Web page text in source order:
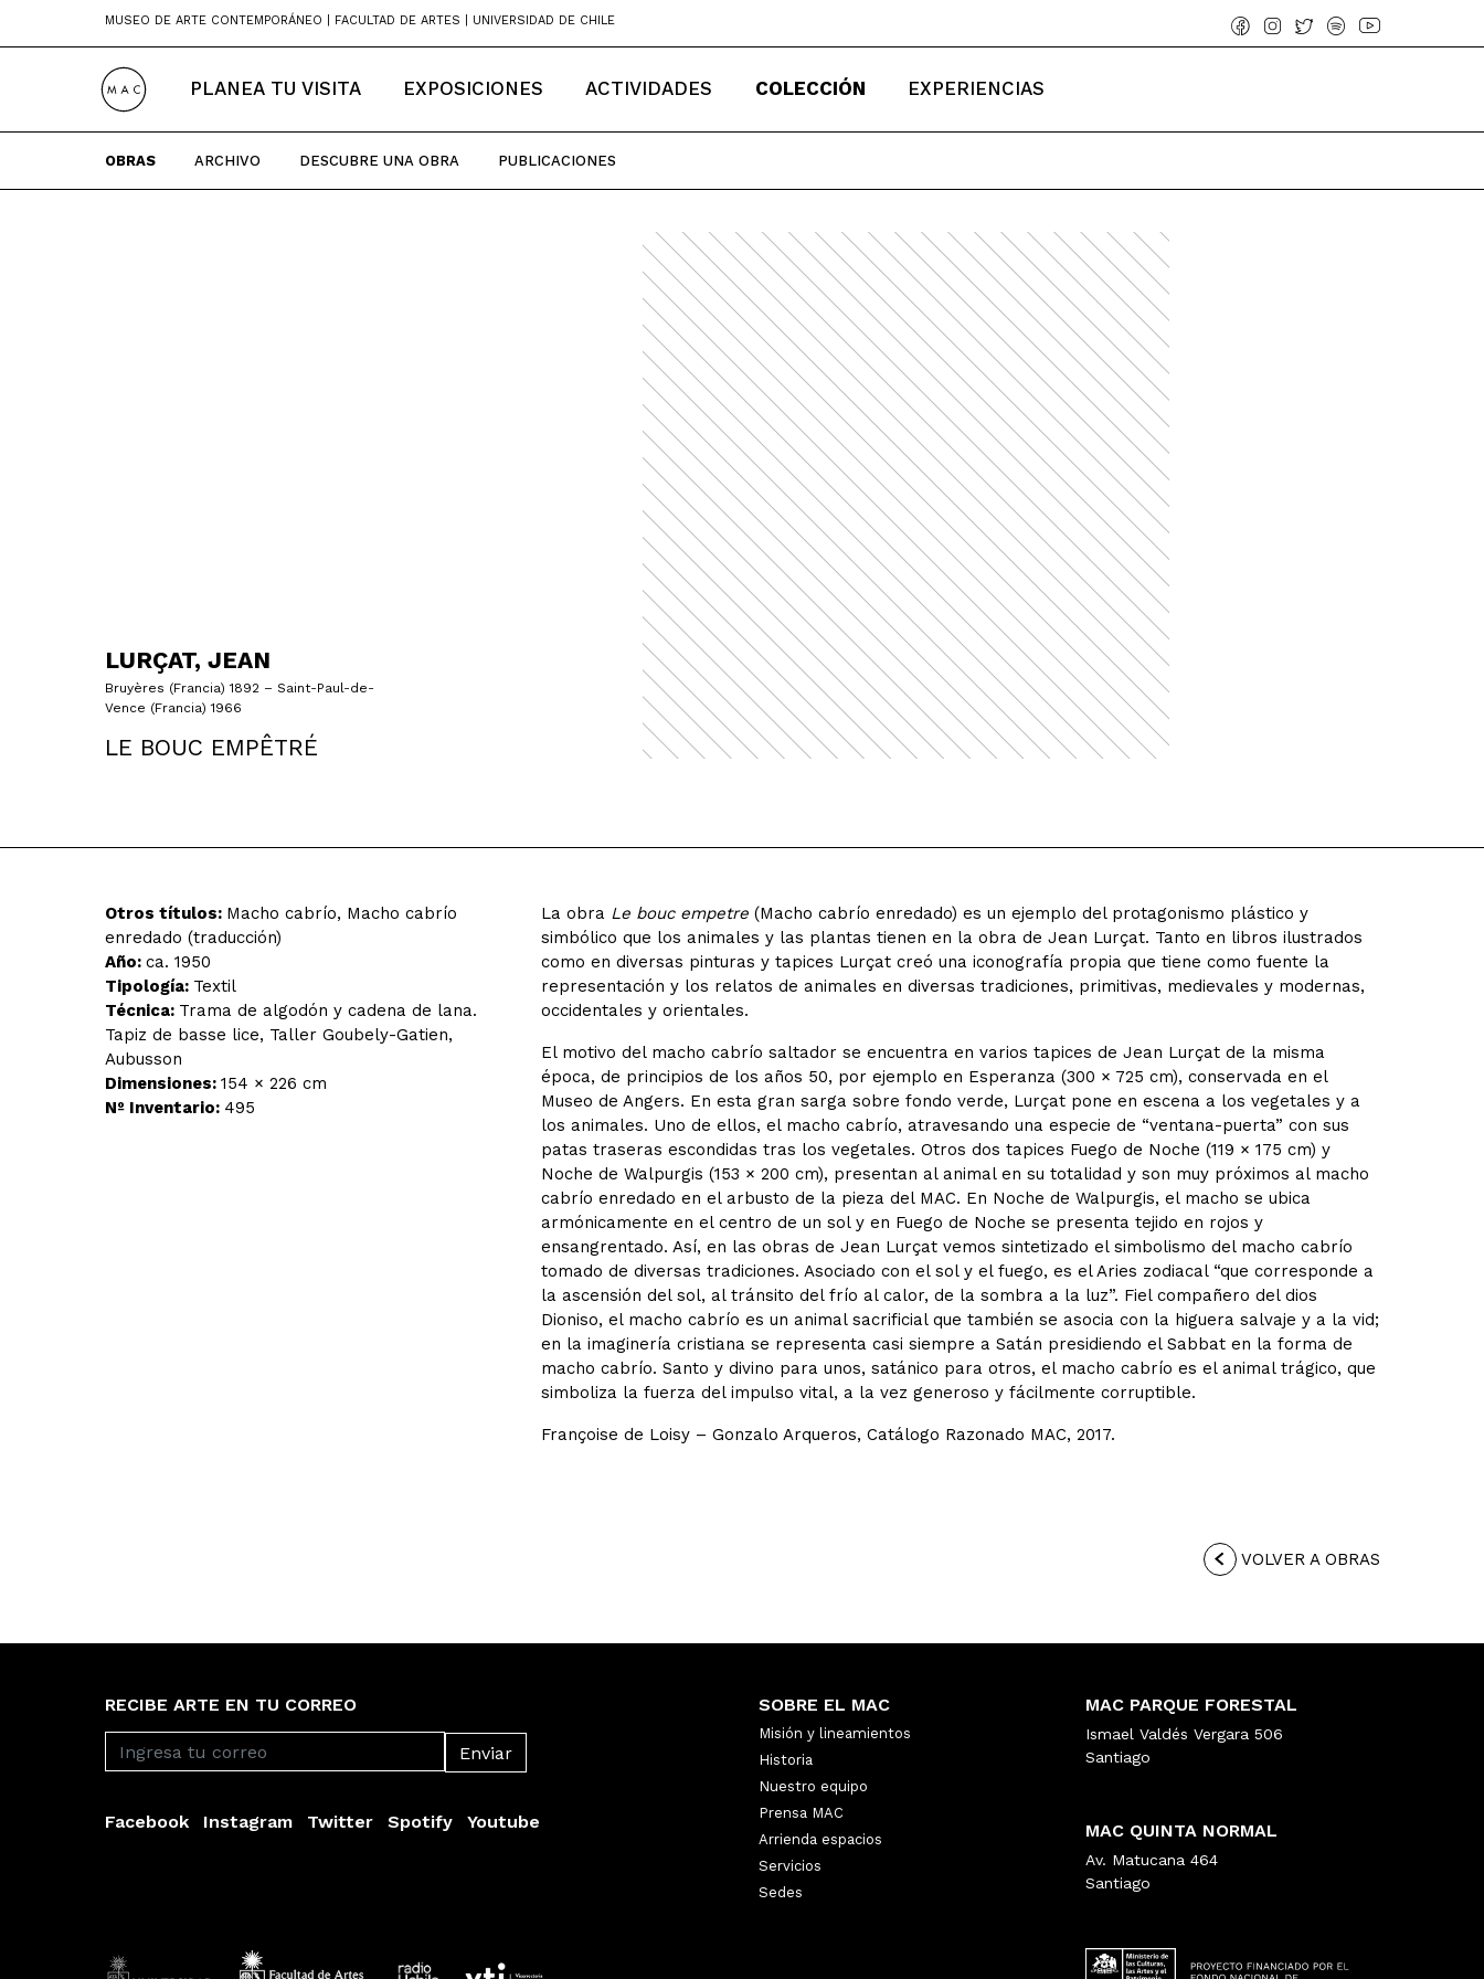
MUSEO DE ARTE CONTEMPORÁNEO | FACULTAD DE ARTES | UNIVERSIDAD DE CHILE
PLANEA TU VISITA EXPOSICIONES ACTIVIDADES COLECCIÓN EXPERIENCIAS
OBRAS ARCHIVO DESCUBRE UNA OBRA PUBLICACIONES
LURÇAT, JEAN
Bruyères (Francia) 1892 – Saint-Paul-de-
Vence (Francia) 1966
LE BOUC EMPÊTRÉ
Otros títulos: Macho cabrío, Macho cabrío
enredado (traducción)
Año: ca. 1950
Tipología: Textil
Técnica: Trama de algodón y cadena de lana.
Tapiz de basse lice, Taller Goubely-Gatien,
Aubusson
Dimensiones: 154 × 226 cm
Nº Inventario: 495
La obra Le bouc empetre(Macho cabrío enredado) es un ejemplo del protagonismo plástico y
simbólico que los animales y las plantas tienen en la obra de Jean Lurçat. Tanto en libros ilustrados
como en diversas pinturas y tapices Lurçat creó una iconografía propia que tiene como fuente la
representación y los relatos de animales en diversas tradiciones, primitivas, medievales y modernas,
occidentales y orientales.
El motivo del macho cabrío saltador se encuentra en varios tapices de Jean Lurçat de la misma
época, de principios de los años 50, por ejemplo en Esperanza (300 × 725 cm), conservada en el
Museo de Angers. En esta gran sarga sobre fondo verde, Lurçat pone en escena a los vegetales y a
los animales. Uno de ellos, el macho cabrío, atravesando una especie de “ventana-puerta” con sus
patas traseras escondidas tras los vegetales. Otros dos tapices Fuego de Noche (119 × 175 cm) y
Noche de Walpurgis (153 × 200 cm), presentan al animal en su totalidad y son muy próximos al macho
cabrío enredado en el arbusto de la pieza del MAC. En Noche de Walpurgis, el macho se ubica
armónicamente en el centro de un sol y en Fuego de Noche se presenta tejido en rojos y
ensangrentado. Así, en las obras de Jean Lurçat vemos sintetizado el simbolismo del macho cabrío
tomado de diversas tradiciones. Asociado con el sol y el fuego, es el Aries zodiacal “que corresponde a
la ascensión del sol, al tránsito del frío al calor, de la sombra a la luz”. Fiel compañero del dios
Dioniso, el macho cabrío es un animal sacrificial que también se asocia con la higuera salvaje y a la vid;
en la imaginería cristiana se representa casi siempre a Satán presidiendo el Sabbat en la forma de
macho cabrío. Santo y divino para unos, satánico para otros, el macho cabrío es el animal trágico, que
simboliza la fuerza del impulso vital, a la vez generoso y fácilmente corruptible.
Françoise de Loisy – Gonzalo Arqueros, Catálogo Razonado MAC, 2017.
VOLVER A OBRAS
RECIBE ARTE EN TU CORREO
Facebook Instagram Twitter Spotify Youtube
SOBRE EL MAC
Misión y lineamientos
Historia
Nuestro equipo
Prensa MAC
Arrienda espacios
Servicios
Sedes
MAC PARQUE FORESTAL
Ismael Valdés Vergara 506
Santiago
MAC QUINTA NORMAL
Av. Matucana 464
Santiago